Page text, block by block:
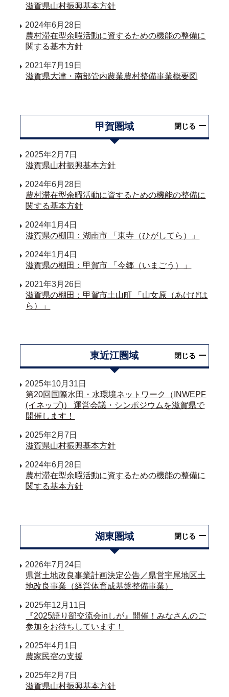
滋賀県山村振興基本方針
2024年6月28日
農村滞在型余暇活動に資するための機能の整備に
関する基本方針
2021年7月19日
滋賀県大津・南部管内農業農村整備事業概要図
甲賀圏域 閉じる
2025年2月7日
滋賀県山村振興基本方針
2024年6月28日
農村滞在型余暇活動に資するための機能の整備に
関する基本方針
2024年1月4日
滋賀県の棚田：湖南市 「東寺（ひがしてら）」
2024年1月4日
滋賀県の棚田：甲賀市 「今郷（いまごう）」
2021年3月26日
滋賀県の棚田：甲賀市土山町 「山女原（あけびは
ら）」
東近江圏域 閉じる
2025年10月31日
第20回国際水田・水環境ネットワーク（INWEPF
(イネップ)） 運営会議・シンポジウムを滋賀県で
開催します！
2025年2月7日
滋賀県山村振興基本方針
2024年6月28日
農村滞在型余暇活動に資するための機能の整備に
関する基本方針
湖東圏域 閉じる
2026年7月24日
県営土地改良事業計画決定公告／県営宇尾地区土
地改良事業（経営体育成基盤整備事業）
2025年12月11日
『2025語り部交流会inしが』開催！みなさんのご
参加をお待ちしています！
2025年4月1日
農家民宿の支援
2025年2月7日
滋賀県山村振興基本方針